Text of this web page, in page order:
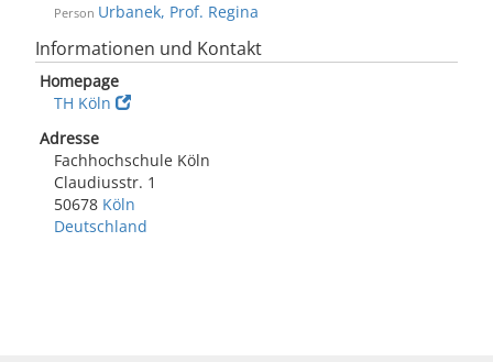
Person Urbanek, Prof. Regina
Informationen und Kontakt
Homepage
TH Köln
Adresse
Fachhochschule Köln
Claudiusstr. 1
50678 Köln
Deutschland